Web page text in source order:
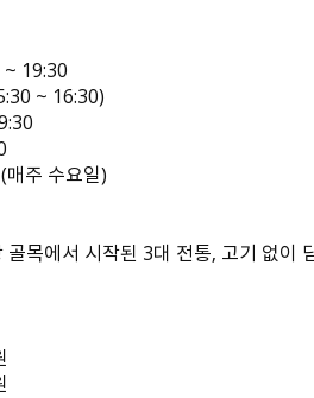
~ 19:30
~ 16:30)
주 수요일)
목에서 시작된 3대 전통, 고기 없이